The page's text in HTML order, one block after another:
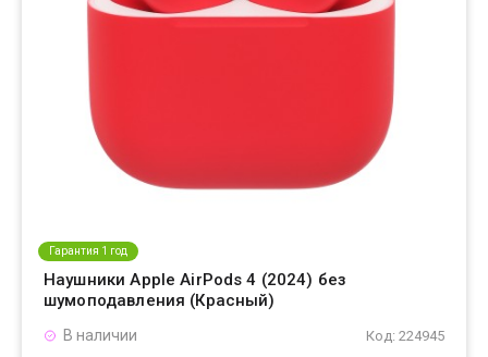
Гарантия 1 год
Наушники Apple AirPods 4 (2024) без
шумоподавления (Красный)
Код: 224945
В наличии